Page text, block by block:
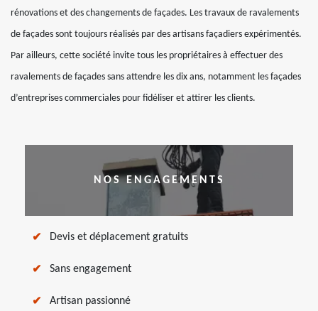
rénovations et des changements de façades. Les travaux de ravalements
de façades sont toujours réalisés par des artisans façadiers expérimentés.
Par ailleurs, cette société invite tous les propriétaires à effectuer des
ravalements de façades sans attendre les dix ans, notamment les façades
d’entreprises commerciales pour fidéliser et attirer les clients.
NOS ENGAGEMENTS
Devis et déplacement gratuits
Sans engagement
Artisan passionné